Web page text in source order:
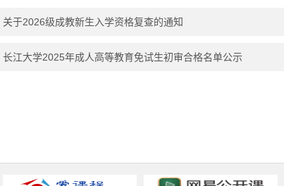
关于2026级成教新生入学资格复查的通知
长江大学2025年成人高等教育免试生初审合格名单公示